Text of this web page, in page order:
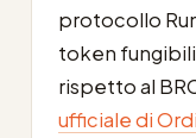
protocollo
token
rispetto al
ufficiale di